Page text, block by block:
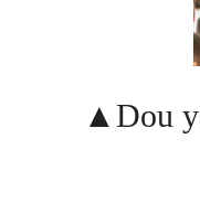
▲Dou